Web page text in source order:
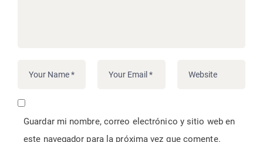
Guardar mi nombre, correo electrónico y sitio web en
este navegador para la próxima vez que comente.